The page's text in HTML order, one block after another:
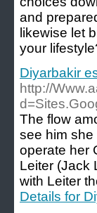
and
likewise let
your
Diyarbakir
http://
The flow
see him she
operate her
Leiter (Jack
with Leiter
Details for